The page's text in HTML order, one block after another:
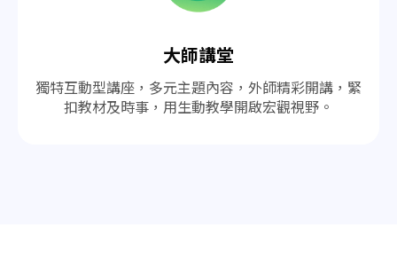
大師講堂
獨特互動型講座，多元主題內容，外師精彩開講，緊
扣教材及時事，用生動教學開啟宏觀視野。